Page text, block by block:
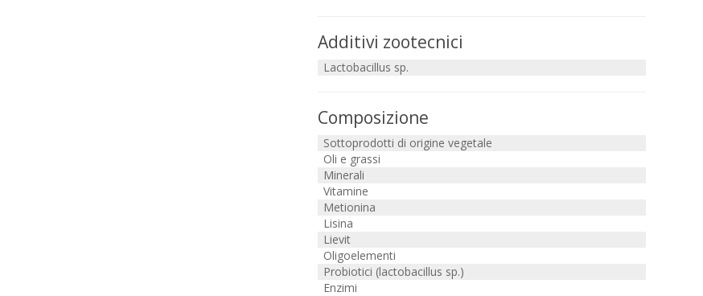
Additivi zootecnici
Lactobacillus sp.
Composizione
Sottoprodotti di origine vegetale
Oli e grassi
Minerali
Vitamine
Metionina
Lisina
Lievit
Oligoelementi
Probiotici (lactobacillus sp.)
Enzimi